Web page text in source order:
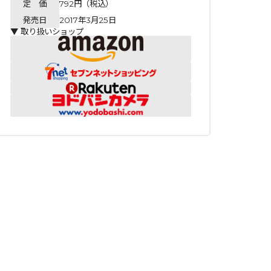
定 価
792円（税込）
発売日
2017年3月25日
▼ 取り扱いショップ